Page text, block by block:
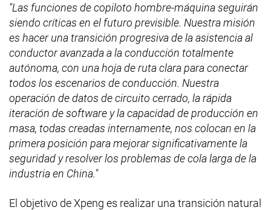
"Las funciones de copiloto hombre-máquina seguirán
siendo críticas en el futuro previsible. Nuestra misión
es hacer una transición progresiva de la asistencia al
conductor avanzada a la conducción totalmente
autónoma, con una hoja de ruta clara para conectar
todos los escenarios de conducción. Nuestra
operación de datos de circuito cerrado, la rápida
iteración de software y la capacidad de producción en
masa, todas creadas internamente, nos colocan en la
primera posición para mejorar significativamente la
seguridad y resolver los problemas de cola larga de la
industria en China."
El objetivo de Xpeng es realizar una transición natural